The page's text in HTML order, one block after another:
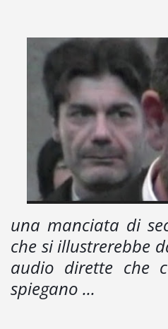
una manciata di
che si illustrerebbe
audio dirette che
spiegano ...